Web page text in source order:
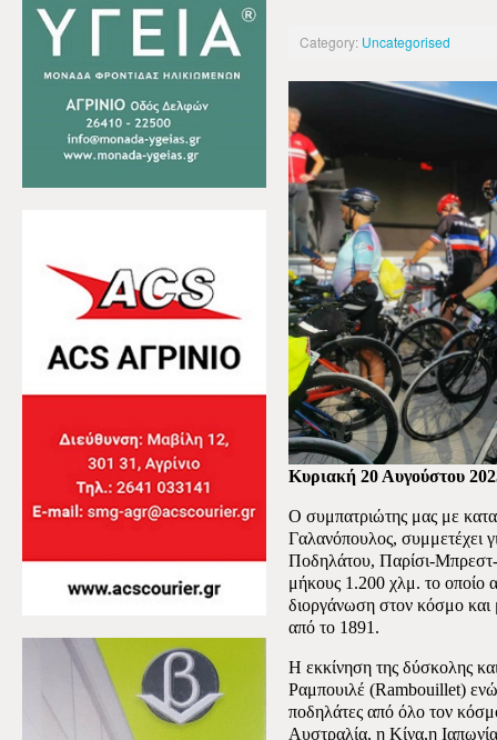
Category: Uncategorised
Κυριακή 20 Αυγούστου
Ο συμπατριώτης μας με
Γαλανόπουλος, συμμετέχει
Ποδηλάτου, Παρίσι-
μήκους 1.200 χλμ. το οποίο
διοργάνωση στον κόσμο και
από το 1891.
Η εκκίνηση της δύσκολης
Ραμπουιλέ (Rambouillet) ενώ
ποδηλάτες από όλο τον
Αυστραλία, η Κίνα,η